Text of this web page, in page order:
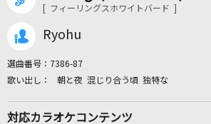
[ フィーリングスホワイトバード ]
Ryohu
選曲番号： 7386-87
朝と夜 混じり合う頃 独特な
対応カラオケコンテンツ